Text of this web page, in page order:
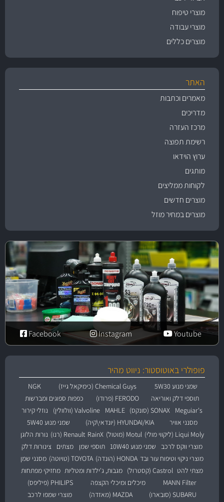
מוצרי טיפוח
מוצרי עבודה
מוצרים כללים
האתר
מאמרים וכתבות
מדריכים
מרכז העזרה
רשימת תפוצה
ערוץ הוידאו
מותגים
לקוחות ממליצים
מוצרים חדשים
מוצרים במחיר מוזל
Youtube
Instagram
Facebook
פופולרי באוטוסטור: ניווט מהיר
שמני מנוע 5W30 Chemical Guys (כימיקאל גייז)
NGK
תוספי דלק ואוריאה
FERODO (פרודו)
כפפות ספוגים ומברשות
Meguiar's
SONAX (סונקס) MAHLE Valvoline (וולוולין)
נוזלי קירור
מסנני אוויר
HYUNDAI/KIA (יונדאי\קיה)
שמני מנוע 5W40
Liqui Moly (ליקווי מולי)
Motul (מוטול) RainX Renault (רנו)
נורות הלוגן
מוצרי ווקס לרכב
שמני מנוע 10W40 תוספי שמן מצתים
צינורות דלק
מוצרי ניקוי וטיפוח עור ובד HONDA (הונדה) TOYOTA (טויוטה)
מסנני שמן
מצתי להט Castrol (קסטרול) מגבות, ג'ילדות ומטליות מחזיקי מפתחות
MANN Filter
מיכלים ומיכלי הקצפה
PHILIPS (פיליפס)
SUBARU (סובארו)
MAZDA (מאזדה)
מוצרי שמפו לרכב